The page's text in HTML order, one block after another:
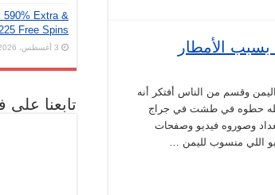
الأمطار
وقسم من الناس أفتكر أنه
حطوه في طشت في جراج
وصوروه فيديو وصفحات
590% Extra &
Free Spins
3 أغسطس، 2026
تابعنا